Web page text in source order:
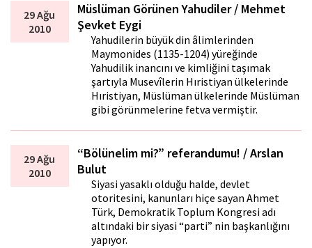
29 Ağu
2010
Müslüman Görünen Yahudiler / Mehmet
Şevket Eygi
Yahudilerin büyük din âlimlerinden
Maymonides (1135-1204) yüreğinde
Yahudilik inancını ve kimliğini taşımak
şartıyla Musevîlerin Hıristiyan ülkelerinde
Hıristiyan, Müslüman ülkelerinde Müslüman
gibi görünmelerine fetva vermiştir.
29 Ağu
2010
“Bölünelim mi?” referandumu! / Arslan
Bulut
Siyasi yasaklı olduğu halde, devlet
otoritesini, kanunları hiçe sayan Ahmet
Türk, Demokratik Toplum Kongresi adı
altındaki bir siyasi “parti” nin başkanlığını
yapıyor.